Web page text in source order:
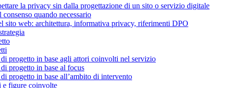
la privacy sin dalla progettazione di un sito o servizio digitale
quando necessario
sito web: architettura, informativa privacy, riferimenti DPO
progetto in base agli attori coinvolti nel servizio
progetto in base al focus
progetto in base all’ambito di intervento
e figure coinvolte